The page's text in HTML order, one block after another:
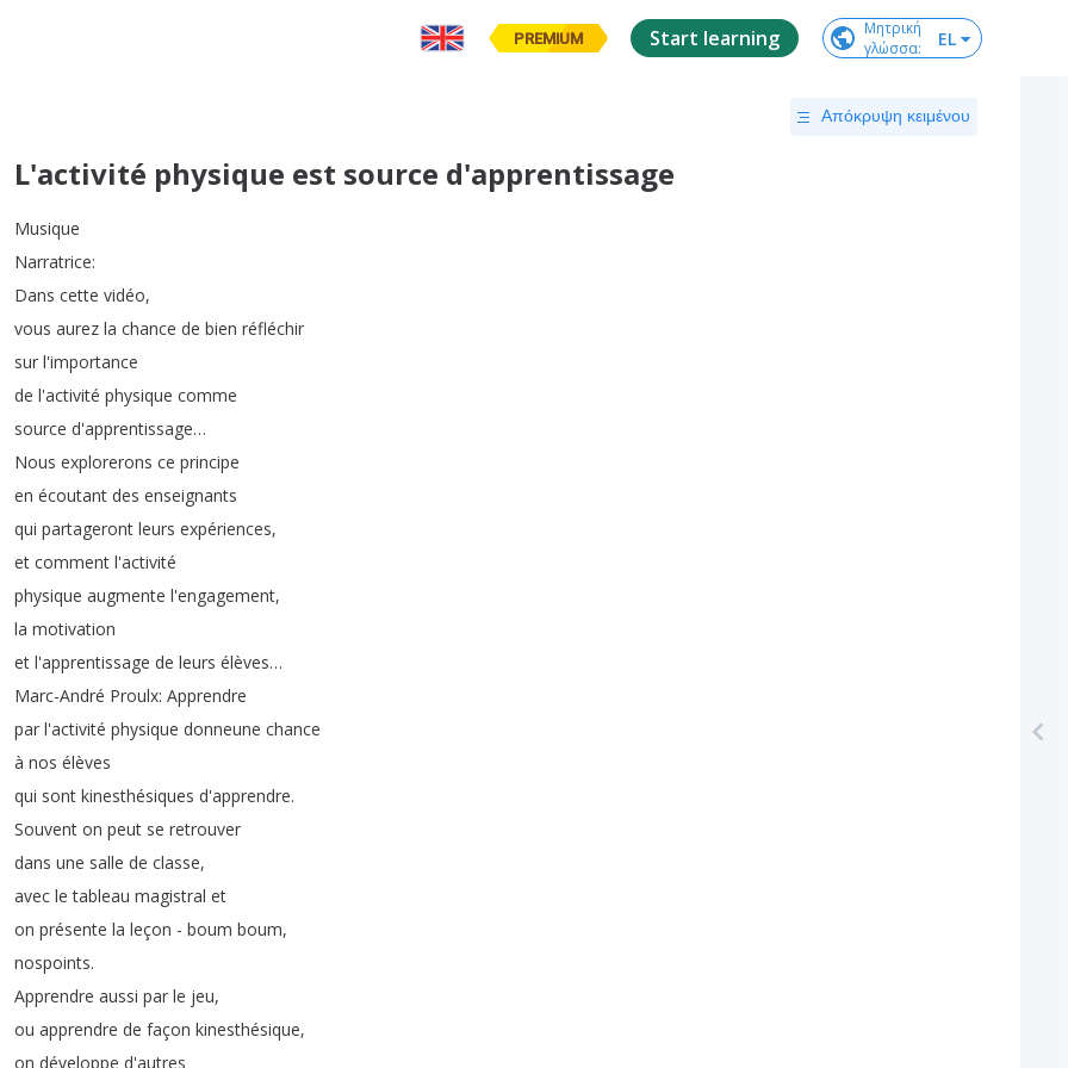
PREMIUM Start learning
Μητρική
γλώσσα: EL
Απόκρυψη κειμένου
L'activité physique est source d'apprentissage
Musique
Narratrice:
Dans cette vidéo,
vous aurez la chance de bien réfléchir
sur l'importance
de l'activité physique comme
source d'apprentissage…
Nous explorerons ce principe
en écoutant des enseignants
qui partageront leurs expériences,
et comment l'activité
physique augmente l'engagement,
la motivation
et l'apprentissage de leurs élèves…
Marc-André Proulx: Apprendre
par l'activité physique donneune chance
à nos élèves
qui sont kinesthésiques d'apprendre.
Souvent on peut se retrouver
dans une salle de classe,
avec le tableau magistral et
on présente la leçon - boum boum,
nospoints.
Apprendre aussi par le jeu,
ou apprendre de façon kinesthésique,
on développe d'autres